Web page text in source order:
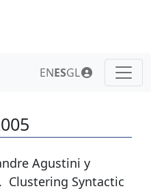
ENESGL
Agustini y
Clustering Syntactic